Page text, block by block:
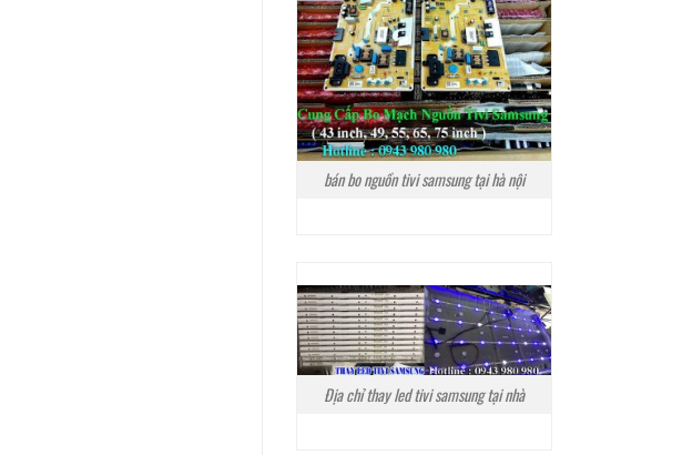
bán bo nguồn tivi samsung tại hà nội
Địa chỉ thay led tivi samsung tại nhà